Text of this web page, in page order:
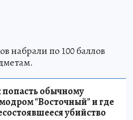
набрали по 100 баллов
попасть обычному
"Восточный" и где
убийство